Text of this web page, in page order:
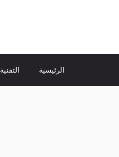
الرئيسية التقنية